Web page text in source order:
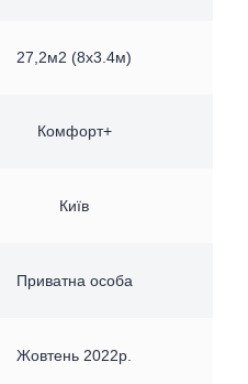
27,2м2 (8х3.4м)
Комфорт+
Київ
Приватна особа
Жовтень 2022р.